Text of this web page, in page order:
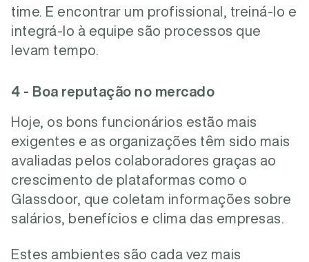
time. E encontrar um profissional, treiná-lo e
integrá-lo à equipe são processos que
levam tempo.
4 - Boa reputação no mercado
Hoje, os bons funcionários estão mais
exigentes e as organizações têm sido mais
avaliadas pelos colaboradores graças ao
crescimento de plataformas como o
Glassdoor, que coletam informações sobre
salários, benefícios e clima das empresas.
Estes ambientes são cada vez mais